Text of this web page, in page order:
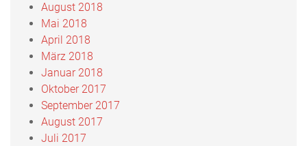
August 2018
Mai 2018
April 2018
März 2018
Januar 2018
Oktober 2017
September 2017
August 2017
Juli 2017